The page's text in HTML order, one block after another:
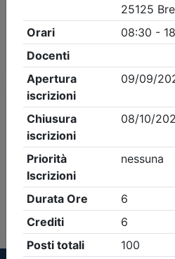
Nessun risultato per i
Esito della ricerca eventi
Non è stato trovato nessun
parametri di ricerca utilizzati